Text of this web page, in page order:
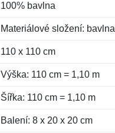
100% bavlna
Materiálové složení: bavlna
110 x 110 cm
Výška: 110 cm = 1,10 m
Šířka: 110 cm = 1,10 m
Balení: 8 x 20 x 20 cm